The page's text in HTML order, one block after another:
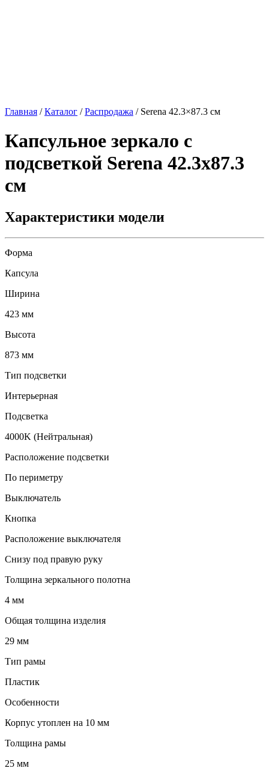
Главная /Каталог /Распродажа / Serena 42.3×87.3 см
Капсульное зеркало с
подсветкой Serena 42.3x87.3
см
Характеристики модели
Форма
Капсула
Ширина
423 мм
Высота
873 мм
Тип подсветки
Интерьерная
Подсветка
4000K (Нейтральная)
Расположение подсветки
По периметру
Выключатель
Кнопка
Расположение выключателя
Снизу под правую руку
Толщина зеркального полотна
4 мм
Общая толщина изделия
29 мм
Тип рамы
Пластик
Особенности
Корпус утоплен на 10 мм
Толщина рамы
25 мм